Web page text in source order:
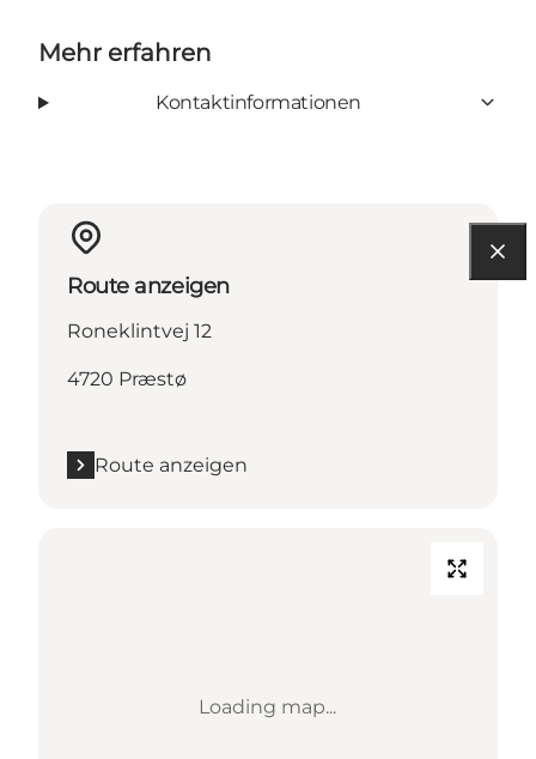
Mehr erfahren
Kontaktinformationen
Route anzeigen
Roneklintvej 12
4720 Præstø
Route anzeigen
Loading map...